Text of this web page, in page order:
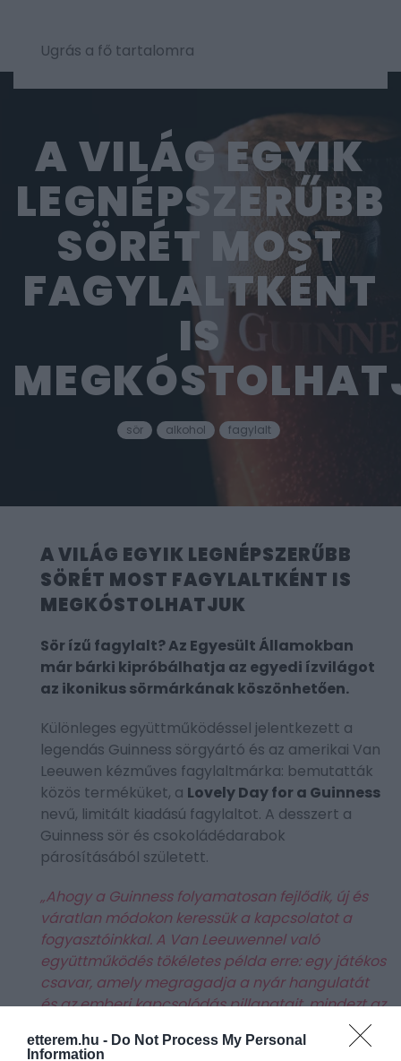
etterem.hu - Do Not Process My Personal
Information
Ugrás a fő tartalomra
A VILÁG EGYIK
LEGNÉPSZERŰBB
SÖRÉT MOST
FAGYLALTKÉNT
IS
sör alkohol fagylalt
A VILÁG EGYIK LEGNÉPSZERŰBB
SÖRÉT MOST FAGYLALTKÉNT IS
MEGKÓSTOLHATJUK
Sör ízű fagylalt? Az Egyesült Államokban
már bárki kipróbálhatja az egyedi ízvilágot
az ikonikus sörmárkának köszönhetően.
Különleges együttműködéssel jelentkezett a
legendás Guinness sörgyártó és az amerikai Van
Leeuwen kézműves fagylaltmárka: bemutatták
közös terméküket, a Lovely Day for a Guinness
nevű, limitált kiadású fagylaltot. A desszert a
Guinness sör és csokoládédarabok
párosításából született.
„Ahogy a Guinness folyamatosan fejlődik, új és
váratlan módokon keressük a kapcsolatot a
fogyasztóinkkal. A Van Leeuwennel való
együttműködés tökéletes példa erre: egy játékos
csavar, amely megragadja a nyár hangulatát
és az emberi kapcsolódás pillanatait, mindezt az